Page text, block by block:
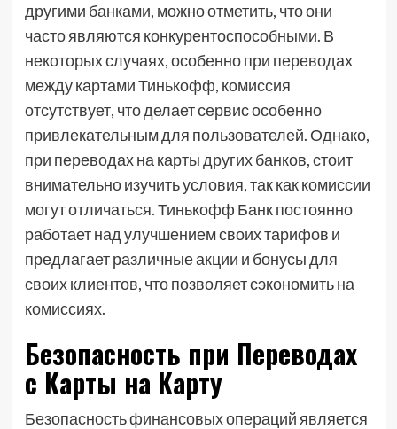
другими банками, можно отметить, что они
часто являются конкурентоспособными. В
некоторых случаях, особенно при переводах
между картами Тинькофф, комиссия
отсутствует, что делает сервис особенно
привлекательным для пользователей. Однако,
при переводах на карты других банков, стоит
внимательно изучить условия, так как комиссии
могут отличаться. Тинькофф Банк постоянно
работает над улучшением своих тарифов и
предлагает различные акции и бонусы для
своих клиентов, что позволяет сэкономить на
комиссиях.
Безопасность при Переводах
с Карты на Карту
Безопасность финансовых операций является